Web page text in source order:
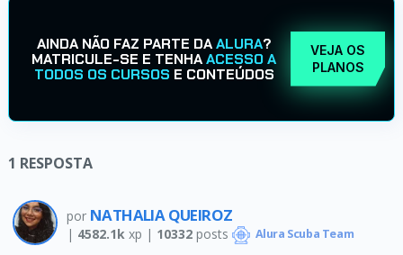
AINDA NÃO FAZ PARTE DAALURA?
MATRICULE-SE E TENHAACESSO A
TODOS OS CURSOS E CONTEÚDOS
VEJA OS
PLANOS
1 RESPOSTA
por NATHALIA QUEIROZ
| 4582.1k xp | 10332posts Alura Scuba Team